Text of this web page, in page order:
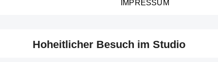
IMPRESSUM
Hoheitlicher Besuch im Studio